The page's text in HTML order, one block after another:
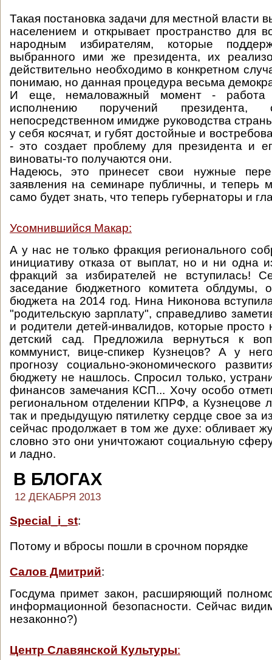
Такая постановка задачи для местной власти
населением и открывает пространство для
народным избирателям, которые
выбранного ими же президента, их
действительно необходимо в конкретном
понимаю, но данная процедура весьма
И еще, немаловажный момент - работа
исполнению поручений президента,
непосредственном имидже руководства
у себя косячат, и губят достойные и
- это создает проблему для президента и
виноваты-то получаются они.
Надеюсь, это принесет свои нужные
заявления на семинаре публичны, и теперь
само будет знать, что теперь губернаторы и
Усомнившийся Макар:
А у нас не только фракция регионального
инициативу отказа от выплат, но и ни одна
фракций за избирателей не вступилась!
заседание бюджетного комитета облдумы,
бюджета на 2014 год. Нина Никонова
"родительскую зарплату", справедливо
и родители детей-инвалидов, которые просто
детский сад. Предложила вернуться к
коммунист, вице-спикер Кузнецов? А у
прогнозу социально-экономического
бюджету не нашлось. Спросил только,
финансов замечания КСП... Хочу особо
региональном отделении КПРФ, а Кузнецове
так и предыдущую пятилетку сердце свое за
сейчас продолжает в том же духе: обливает
словно это они уничтожают социальную
и ладно.
В БЛОГАХ
12 ДЕКАБРЯ 2013
Special_i_st:
Потому и вбросы пошли в срочном порядке
Салов Дмитрий:
Госдума примет закон, расширяющий
информационной безопасности. Сейчас
незаконно?)
Центр Славянской Культуры: